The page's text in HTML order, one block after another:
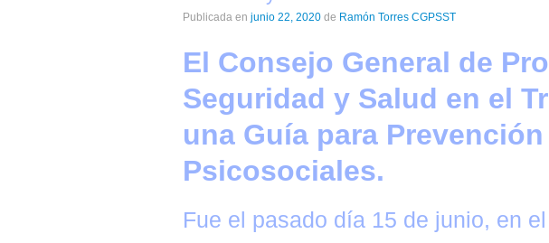
Publicada en junio 22, 2020 de Ramón Torres CGPSST
El Consejo General de
Seguridad y Salud en el
una Guía para
Psicosociales.
Fue el pasado día 15 de junio, en